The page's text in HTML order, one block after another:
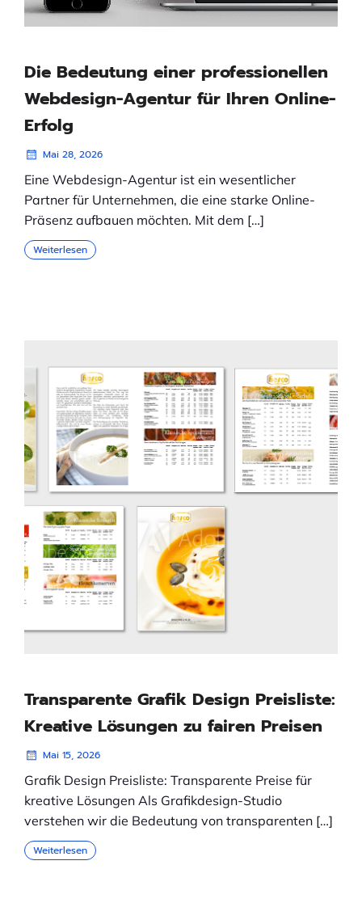
Die Bedeutung einer professionellen
Webdesign-Agentur für Ihren Online-
Erfolg
Mai 28, 2026
Eine Webdesign-Agentur ist ein wesentlicher
Partner für Unternehmen, die eine starke Online-
Präsenz aufbauen möchten. Mit dem […]
Weiterlesen
Transparente Grafik Design Preisliste:
Kreative Lösungen zu fairen Preisen
Mai 15, 2026
Grafik Design Preisliste: Transparente Preise für
kreative Lösungen Als Grafikdesign-Studio
verstehen wir die Bedeutung von transparenten […]
Weiterlesen